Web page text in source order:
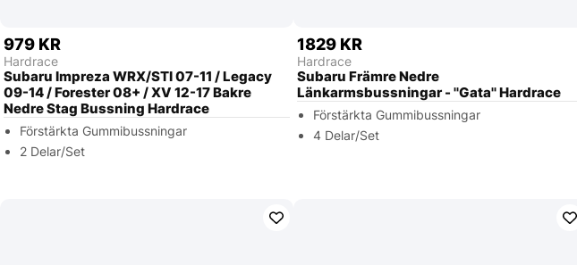
979 KR
Hardrace
Subaru Impreza WRX/STI 07-11 / Legacy
09-14 / Forester 08+ / XV 12-17 Bakre
Nedre Stag Bussning Hardrace
Förstärkta Gummibussningar
2 Delar/Set
1829 KR
Hardrace
Subaru Främre Nedre
Länkarmsbussningar - ''Gata'' Hardrace
Förstärkta Gummibussningar
4 Delar/Set